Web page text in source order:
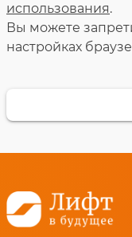
использования.
Вы можете
настройках